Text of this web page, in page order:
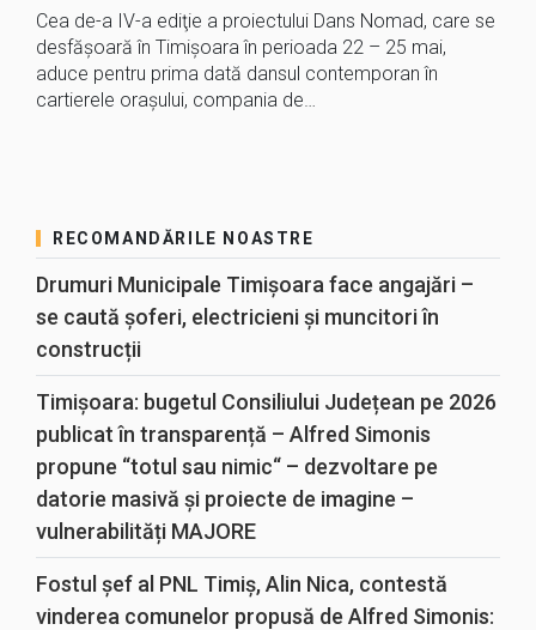
Cea de-a IV-a ediţie a proiectului Dans Nomad, care se
desfăşoară în Timişoara în perioada 22 – 25 mai,
aduce pentru prima dată dansul contemporan în
cartierele oraşului, compania de…
RECOMANDĂRILE NOASTRE
Drumuri Municipale Timișoara face angajări –
se caută șoferi, electricieni și muncitori în
construcții
Timișoara: bugetul Consiliului Județean pe 2026
publicat în transparență – Alfred Simonis
propune “totul sau nimic“ – dezvoltare pe
datorie masivă și proiecte de imagine –
vulnerabilități MAJORE
Fostul șef al PNL Timiș, Alin Nica, contestă
vinderea comunelor propusă de Alfred Simonis: